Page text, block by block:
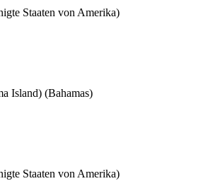
Staaten von Amerika)
Island) (Bahamas)
Staaten von Amerika)